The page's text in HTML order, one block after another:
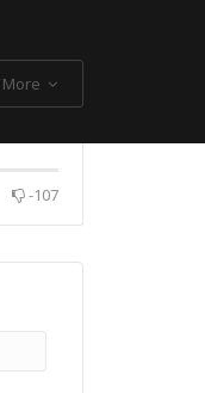
More
-107